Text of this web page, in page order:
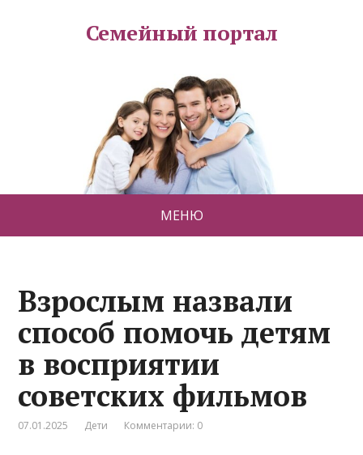
Семейный портал
МЕНЮ
Взрослым назвали
способ помочь детям
в восприятии
советских фильмов
07.01.2025 Дети Комментарии: 0